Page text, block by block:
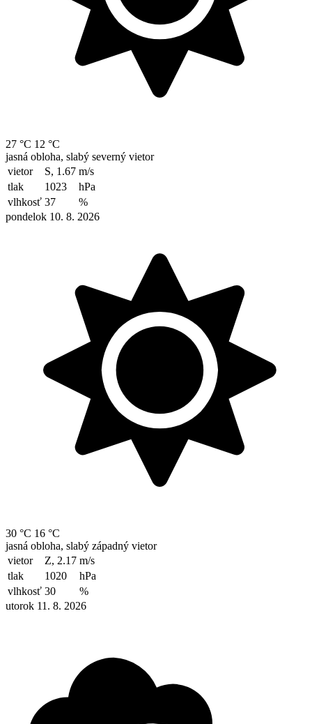
27 °C 12 °C
jasná obloha, slabý severný vietor
vietor
S, 1.67 m/s
tlak
1023
hPa
vlhkosť 37
%
pondelok 10. 8. 2026
30 °C 16 °C
jasná obloha, slabý západný vietor
vietor
Z, 2.17 m/s
tlak
1020
hPa
vlhkosť 30
%
utorok 11. 8. 2026